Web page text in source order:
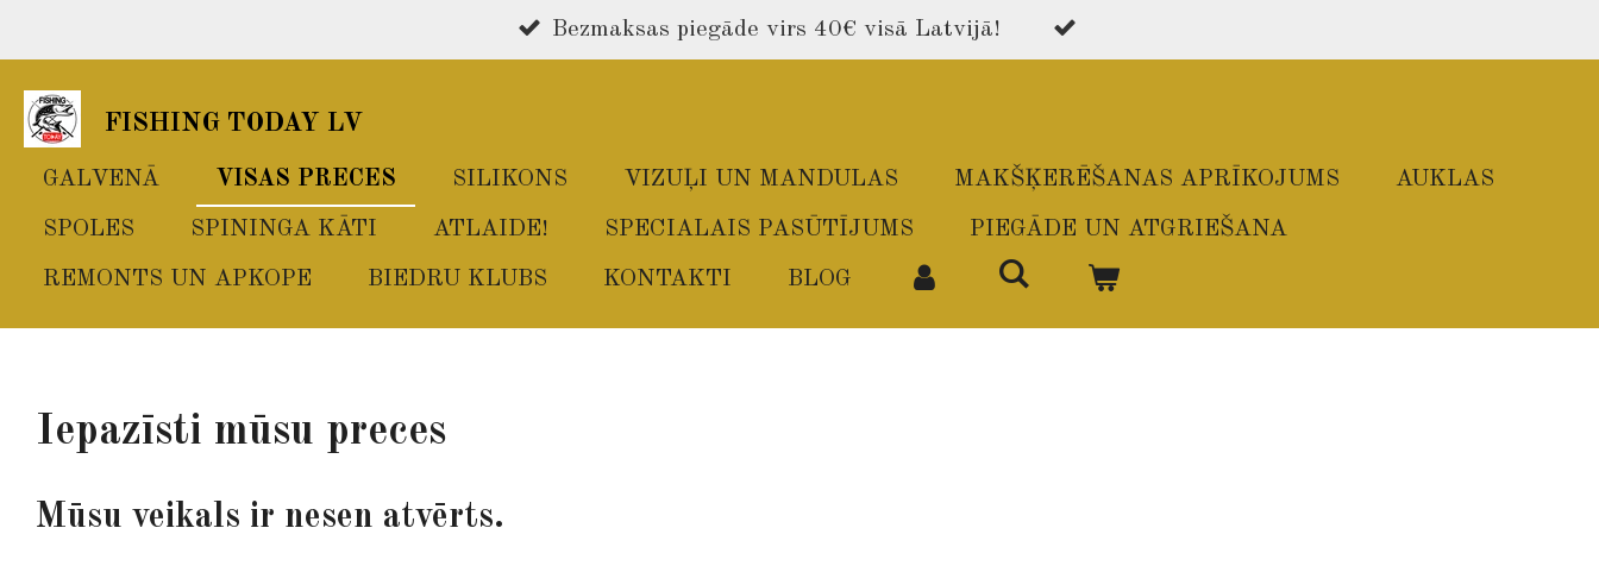
to
main
content
Bezmaksas piegāde virs 40€ visā Latvijā!
FISHING TODAY LV
GALVENĀ VISAS PRECES SILIKONS VIZUĻI UN MANDULAS MAKŠĶERĒŠANAS APRĪKOJUMS AUKLAS
SPOLES SPININGA KĀTI ATLAIDE! SPECIALAIS PASŪTĪJUMS PIEGĀDE UN ATGRIEŠANA
REMONTS UN APKOPE BIEDRU KLUBS KONTAKTI BLOG
Iepazīsti mūsu preces
Mūsu veikals ir nesen atvērts.